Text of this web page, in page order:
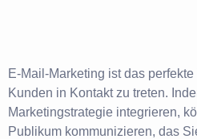
E-Mail-Marketing ist das
Kunden in Kontakt zu treten.
Marketingstrategie integrieren,
Publikum kommunizieren, das